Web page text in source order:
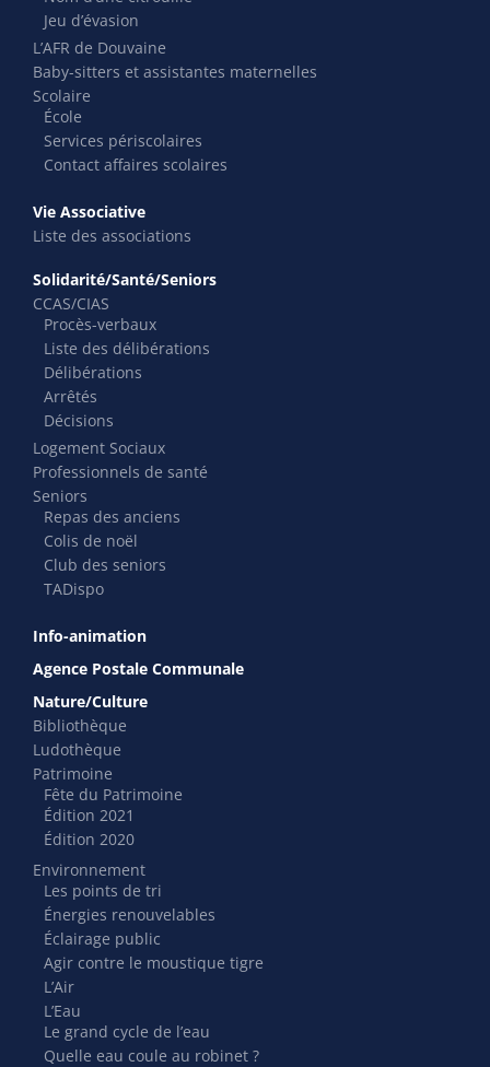
Jeu d’évasion
L’AFR de Douvaine
Baby-sitters et assistantes maternelles
Scolaire
École
Services périscolaires
Contact affaires scolaires
Vie Associative
Liste des associations
Solidarité/Santé/Seniors
CCAS/CIAS
Procès-verbaux
Liste des délibérations
Délibérations
Arrêtés
Décisions
Logement Sociaux
Professionnels de santé
Seniors
Repas des anciens
Colis de noël
Club des seniors
TADispo
Info-animation
Agence Postale Communale
Nature/Culture
Bibliothèque
Ludothèque
Patrimoine
Fête du Patrimoine
Édition 2021
Édition 2020
Environnement
Les points de tri
Énergies renouvelables
Éclairage public
Agir contre le moustique tigre
L’Air
L’Eau
Le grand cycle de l’eau
Quelle eau coule au robinet ?